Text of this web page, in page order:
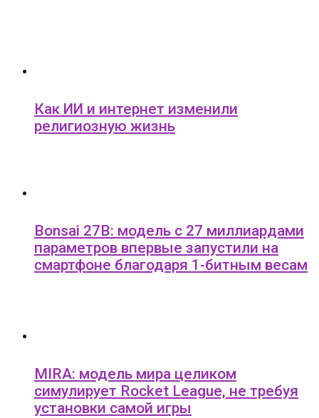
Как ИИ и интернет изменили
религиозную жизнь
Bonsai 27B: модель с 27 миллиардами
параметров впервые запустили на
смартфоне благодаря 1-битным весам
MIRA: модель мира целиком
симулирует Rocket League, не требуя
установки самой игры